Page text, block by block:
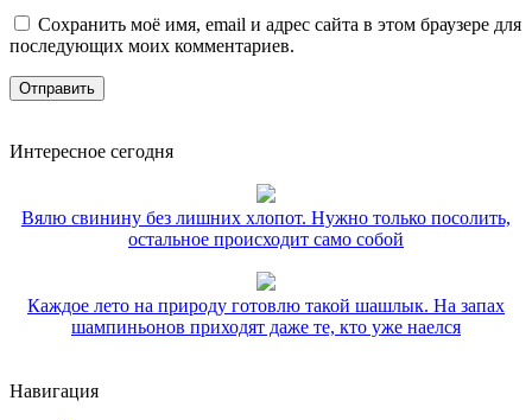
Сохранить моё имя, email и адрес сайта в этом браузере для
последующих моих комментариев.
Интересное сегодня
Вялю свинину без лишних хлопот. Нужно только посолить,
остальное происходит само собой
Каждое лето на природу готовлю такой шашлык. На запах
шампиньонов приходят даже те, кто уже наелся
Навигация